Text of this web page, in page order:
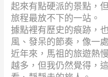
起來有點硬派的景點，
旅程最放不下的一站。
據點裡有歷史的痕跡，
風、發呆的節奏，像一
近年來，馬祖的旅遊熱
越多，但我仍然覺得，